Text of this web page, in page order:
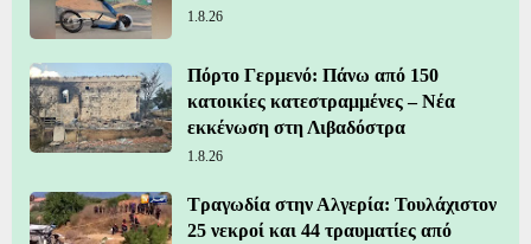
1.8.26
Πόρτο Γερμενό: Πάνω από 150
κατοικίες κατεστραμμένες – Νέα
εκκένωση στη Λιβαδόστρα
1.8.26
Τραγωδία στην Αλγερία: Τουλάχιστον
25 νεκροί και 44 τραυματίες από